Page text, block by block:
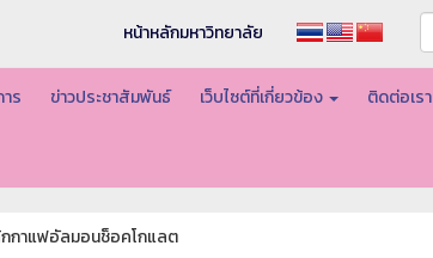
หน้าหลักมหาวิทยาลัย
ร ข่าวประชาสัมพันธ์ เว็บไซต์ที่เกี่ยวข้อง ติดต่อเรา
กาแฟอัลมอนช็อคโกแลต